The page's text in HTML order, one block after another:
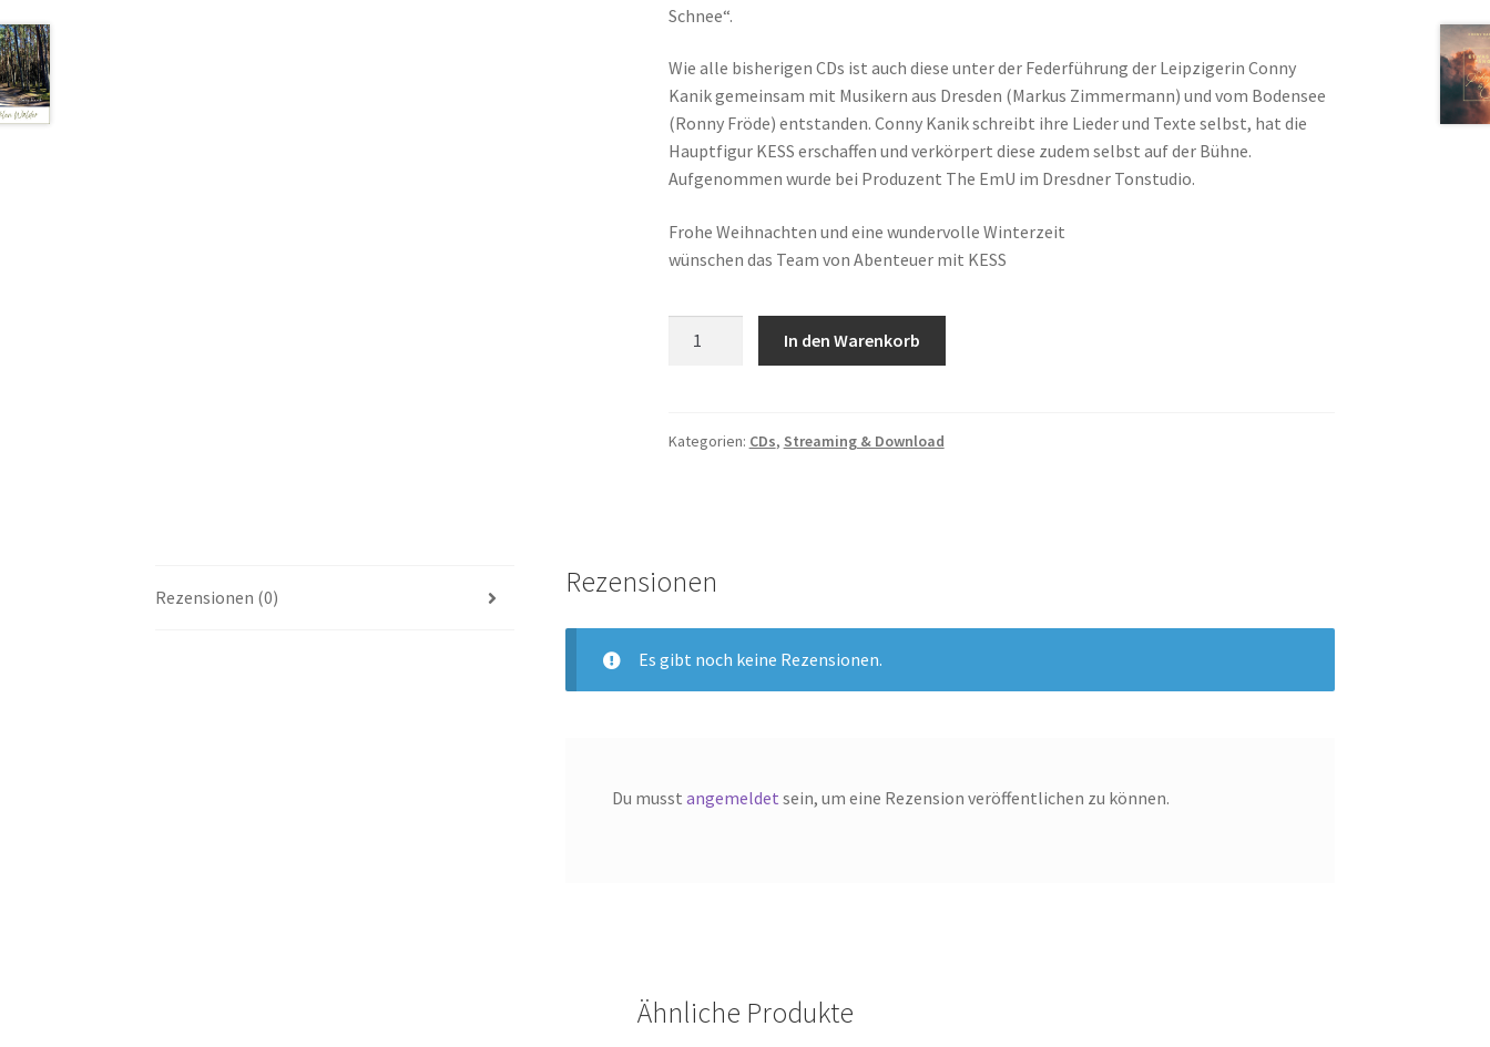
Schnee“.
Wie alle bisherigen CDs ist auch diese unter der Federführung der Leipzigerin Conny
Kanik gemeinsam mit Musikern aus Dresden (Markus Zimmermann) und vom Bodensee
(Ronny Fröde) entstanden. Conny Kanik schreibt ihre Lieder und Texte selbst, hat die
Hauptfigur KESS erschaffen und verkörpert diese zudem selbst auf der Bühne.
Aufgenommen wurde bei Produzent The EmU im Dresdner Tonstudio.
Frohe Weihnachten und eine wundervolle Winterzeit
wünschen das Team von Abenteuer mit KESS
In den Warenkorb
Kategorien: CDs, Streaming & Download
Rezensionen (0) Rezensionen
Es gibt noch keine Rezensionen.
Du musst angemeldet sein, um eine Rezension veröffentlichen zu können.
Ähnliche Produkte